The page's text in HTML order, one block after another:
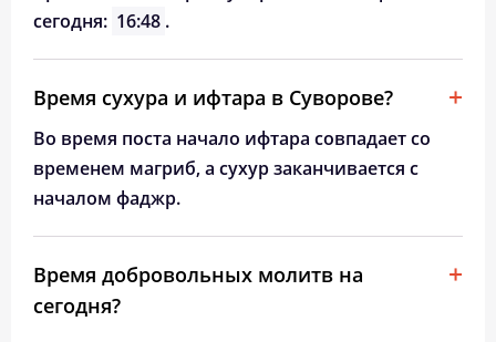
сегодня: 16:48 .
Время сухура и ифтара в Суворове?
Во время поста начало ифтара совпадает со
временем магриб, а сухур заканчивается с
началом фаджр.
Время добровольных молитв на
сегодня?